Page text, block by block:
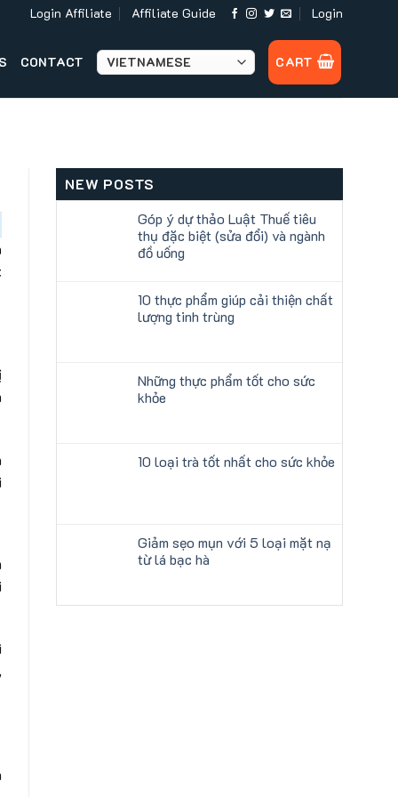
Login Affiliate Affiliate Guide Login
CONTACT CART
NEW POSTS
Góp ý dự thảo Luật Thuế tiêu
thụ đặc biệt (sửa đổi) và ngành
đồ uống
10 thực phẩm giúp cải thiện chất
lượng tinh trùng
Những thực phẩm tốt cho sức
khỏe
10 loại trà tốt nhất cho sức khỏe
Giảm sẹo mụn với 5 loại mặt nạ
từ lá bạc hà